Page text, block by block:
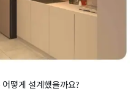
떻게 설계했을까요?